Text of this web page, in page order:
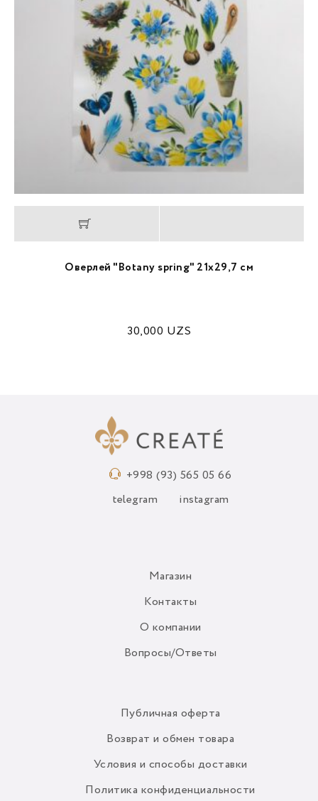
Оверлей "Botany spring" 21х29,7 см
30,000 UZS
+998 (93) 565 05 66
telegram instagram
Магазин
Контакты
О компании
Вопросы/Ответы
Публичная оферта
Возврат и обмен товара
Условия и способы доставки
Политика конфиденциальности